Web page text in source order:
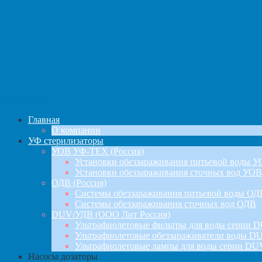
Главная
О компании
УФ стерилизаторы
УОВ УФ-ТЕХ (Россия)
Установки обеззараживания питьевой воды
Установки обеззараживания сточных вод УОВ
ОДВ (Россия)
Системы обеззараживания питьевой воды
Системы обеззараживания сточных вод ОДВ
DUV/УДВ (ООО Лит Россия)
Ультрафиолетовые фильтры для воды серии
Ультрафиолетовые обеззараживатели воды
Ультрафиолетовые лампы для воды серии
Насосы дозаторы